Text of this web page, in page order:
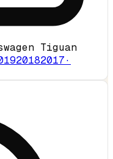
Tiguan
20182017·